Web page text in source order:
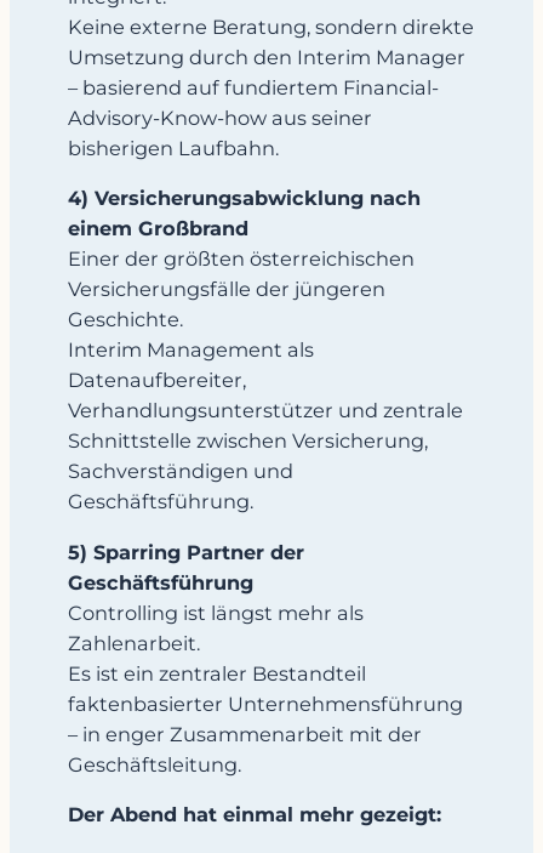
Keine externe Beratung, sondern direkte
Umsetzung durch den Interim Manager
– basierend auf fundiertem Financial-
Advisory-Know-how aus seiner
bisherigen Laufbahn.
4) Versicherungsabwicklung nach
einem Großbrand
Einer der größten österreichischen
Versicherungsfälle der jüngeren
Geschichte.
Interim Management als
Datenaufbereiter,
Verhandlungsunterstützer und zentrale
Schnittstelle zwischen Versicherung,
Sachverständigen und
Geschäftsführung.
5) Sparring Partner der
Geschäftsführung
Controlling ist längst mehr als
Zahlenarbeit.
Es ist ein zentraler Bestandteil
faktenbasierter Unternehmensführung
– in enger Zusammenarbeit mit der
Geschäftsleitung.
Der Abend hat einmal mehr gezeigt: